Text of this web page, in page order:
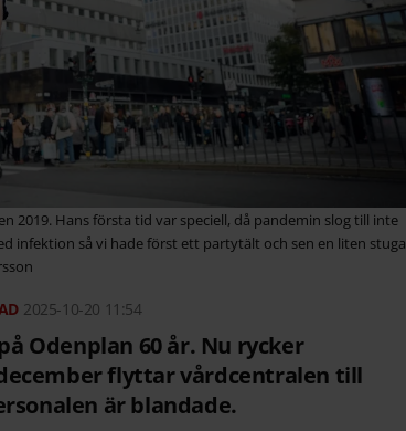
2019. Hans första tid var speciell, då pandemin slog till inte
infektion så vi hade först ett partytält och sen en liten stuga
2025-10-20 11:54
Odenplan 60 år. Nu rycker
flyttar vårdcentralen till
är blandade.